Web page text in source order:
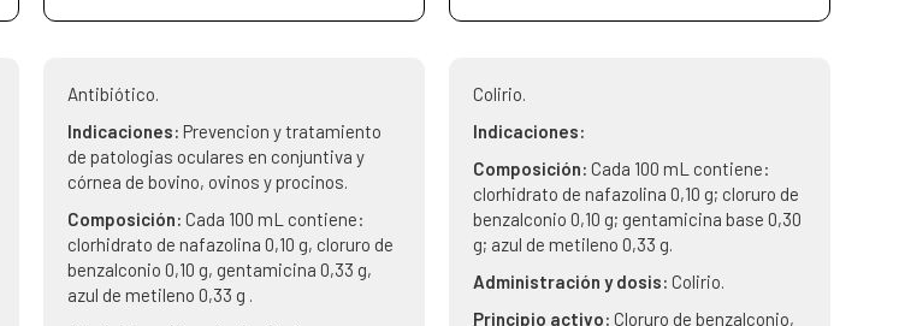
Antibiótico.
Indicaciones: Prevencion y tratamiento
de patologias oculares en conjuntiva y
córnea de bovino, ovinos y procinos.
Composición: Cada 100 mL contiene:
clorhidrato de nafazolina 0,10 g, cloruro de
benzalconio 0,10 g, gentamicina 0,33 g,
azul de metileno 0,33 g .
Colirio.
Indicaciones:
Composición: Cada 100 mL contiene:
clorhidrato de nafazolina 0,10 g; cloruro de
benzalconio 0,10 g; gentamicina base 0,30
g; azul de metileno 0,33 g.
Administración y dosis: Colirio.
Principio activo: Cloruro de benzalconio,